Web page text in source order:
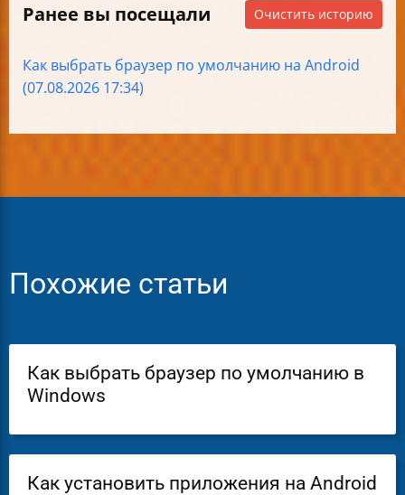
Ранее вы посещали Очистить историю
Как выбрать браузер по умолчанию на Android
(07.08.2026 17:34)
Похожие статьи
Как выбрать браузер по умолчанию в
Windows
Как установить приложения на Android